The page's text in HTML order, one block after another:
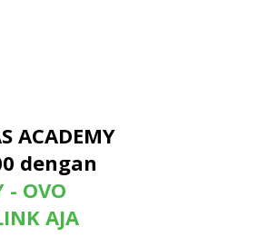
ACADEMY
dengan
- OVO
AJA